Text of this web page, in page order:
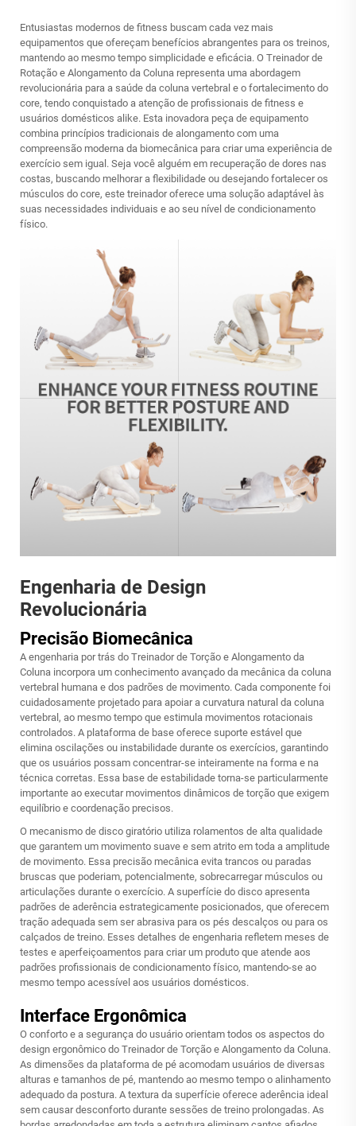
Entusiastas modernos de fitness buscam cada vez mais
equipamentos que ofereçam benefícios abrangentes para os treinos,
mantendo ao mesmo tempo simplicidade e eficácia. O Treinador de
Rotação e Alongamento da Coluna representa uma abordagem
revolucionária para a saúde da coluna vertebral e o fortalecimento do
core, tendo conquistado a atenção de profissionais de fitness e
usuários domésticos alike. Esta inovadora peça de equipamento
combina princípios tradicionais de alongamento com uma
compreensão moderna da biomecânica para criar uma experiência de
exercício sem igual. Seja você alguém em recuperação de dores nas
costas, buscando melhorar a flexibilidade ou desejando fortalecer os
músculos do core, este treinador oferece uma solução adaptável às
suas necessidades individuais e ao seu nível de condicionamento
físico.
Engenharia de Design
Revolucionária
Precisão Biomecânica
A engenharia por trás do Treinador de Torção e Alongamento da
Coluna incorpora um conhecimento avançado da mecânica da coluna
vertebral humana e dos padrões de movimento. Cada componente foi
cuidadosamente projetado para apoiar a curvatura natural da coluna
vertebral, ao mesmo tempo que estimula movimentos rotacionais
controlados. A plataforma de base oferece suporte estável que
elimina oscilações ou instabilidade durante os exercícios, garantindo
que os usuários possam concentrar-se inteiramente na forma e na
técnica corretas. Essa base de estabilidade torna-se particularmente
importante ao executar movimentos dinâmicos de torção que exigem
equilíbrio e coordenação precisos.
O mecanismo de disco giratório utiliza rolamentos de alta qualidade
que garantem um movimento suave e sem atrito em toda a amplitude
de movimento. Essa precisão mecânica evita trancos ou paradas
bruscas que poderiam, potencialmente, sobrecarregar músculos ou
articulações durante o exercício. A superfície do disco apresenta
padrões de aderência estrategicamente posicionados, que oferecem
tração adequada sem ser abrasiva para os pés descalços ou para os
calçados de treino. Esses detalhes de engenharia refletem meses de
testes e aperfeiçoamentos para criar um produto que atende aos
padrões profissionais de condicionamento físico, mantendo-se ao
mesmo tempo acessível aos usuários domésticos.
Interface Ergonômica
O conforto e a segurança do usuário orientam todos os aspectos do
design ergonômico do Treinador de Torção e Alongamento da Coluna.
As dimensões da plataforma de pé acomodam usuários de diversas
alturas e tamanhos de pé, mantendo ao mesmo tempo o alinhamento
adequado da postura. A textura da superfície oferece aderência ideal
sem causar desconforto durante sessões de treino prolongadas. As